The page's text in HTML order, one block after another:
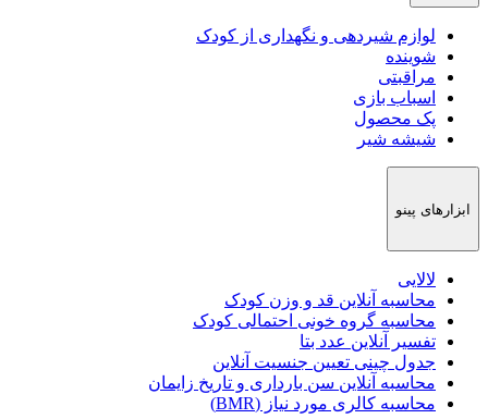
لوازم شیردهی و نگهداری از کودک
شوینده
مراقبتی
اسباب بازی
پک محصول
شیشه شیر
ابزارهای پینو
لالایی
محاسبه آنلاین قد و وزن کودک
محاسبه گروه خونی احتمالی کودک
تفسیر آنلاین عدد بتا
جدول چینی تعیین جنسیت آنلاین
محاسبه آنلاین سن بارداری و تاریخ زایمان
محاسبه کالری مورد نیاز (BMR)